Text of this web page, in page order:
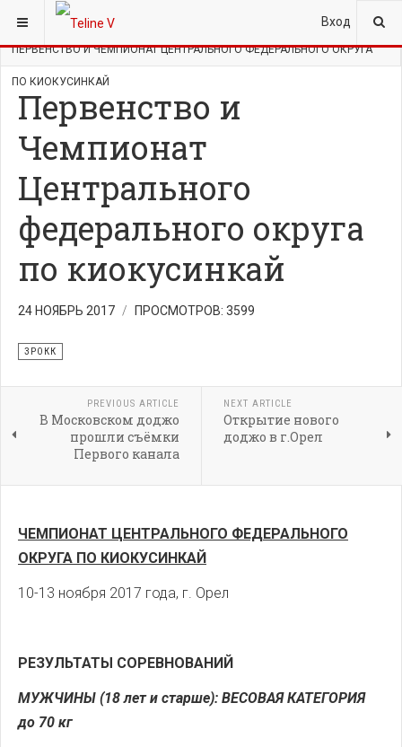
Вход
ВЫ ЗДЕСЬ: ГЛАВНАЯ
ПЕРВЕНСТВО И ЧЕМПИОНАТ ЦЕНТРАЛЬНОГО ФЕДЕРАЛЬНОГО ОКРУГА
ПО КИОКУСИНКАЙ
Первенство и
Чемпионат
Центрального
федерального округа
по киокусинкай
24 НОЯБРЬ 2017 ПРОСМОТРОВ: 3599
ЗРОКК
PREVIOUS ARTICLE
В Московском доджо
прошли съёмки
Первого канала
NEXT ARTICLE
Открытие нового
доджо в г.Орел
ЧЕМПИОНАТ ЦЕНТРАЛЬНОГО ФЕДЕРАЛЬНОГО
ОКРУГА ПО КИОКУСИНКАЙ
10-13 ноября 2017 года, г. Орел
РЕЗУЛЬТАТЫ СОРЕВНОВАНИЙ
МУЖЧИНЫ (18 лет и старше): ВЕСОВАЯ КАТЕГОРИЯ
до 70 кг